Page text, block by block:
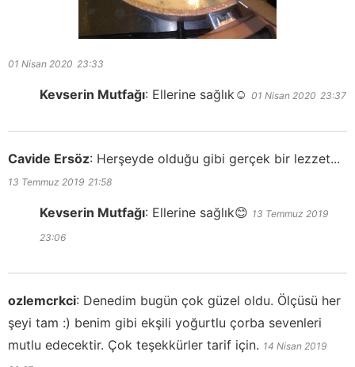
01 Nisan 2020 23:33
Kevserin Mutfağı: Ellerine sağlık☺️ 01 Nisan 2020 23:37
Cavide Ersöz: Herşeyde olduğu gibi gerçek bir lezzet...
13 Temmuz 2019 21:58
Kevserin Mutfağı: Ellerine sağlık😊 13 Temmuz 2019
23:06
ozlemcrkci: Denedim bugün çok güzel oldu. Ölçüsü her
şeyi tam :) benim gibi ekşili yoğurtlu çorba sevenleri
mutlu edecektir. Çok teşekkürler tarif için. 14 Nisan 2019